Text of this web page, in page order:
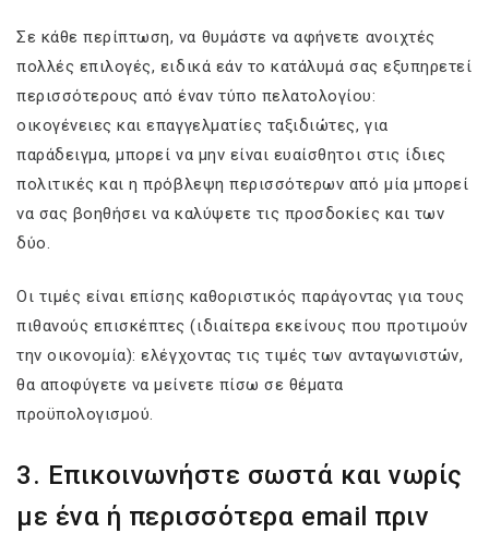
Σε κάθε περίπτωση, να θυμάστε να αφήνετε ανοιχτές
πολλές επιλογές, ειδικά εάν το κατάλυμά σας εξυπηρετεί
περισσότερους από έναν τύπο πελατολογίου:
οικογένειες και επαγγελματίες ταξιδιώτες, για
παράδειγμα, μπορεί να μην είναι ευαίσθητοι στις ίδιες
πολιτικές και η πρόβλεψη περισσότερων από μία μπορεί
να σας βοηθήσει να καλύψετε τις προσδοκίες και των
δύο.
Οι τιμές είναι επίσης καθοριστικός παράγοντας για τους
πιθανούς επισκέπτες (ιδιαίτερα εκείνους που προτιμούν
την οικονομία): ελέγχοντας τις τιμές των ανταγωνιστών,
θα αποφύγετε να μείνετε πίσω σε θέματα
προϋπολογισμού.
3. Επικοινωνήστε σωστά και νωρίς
με ένα ή περισσότερα email πριν